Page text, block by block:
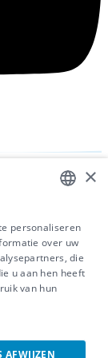
DUTCH
FRENCH
×
personaliseren
over uw
die
u aan hen heeft
van hun
AFWIJZEN